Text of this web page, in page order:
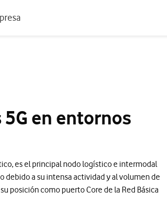
en entornos
es el principal nodo logístico e intermodal
debido a su intensa actividad y al volumen de
posición como puerto Core de la Red Básica